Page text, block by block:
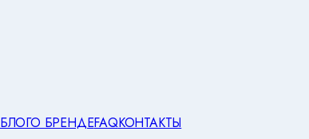
БЛОГО БРЕНДЕFAQКОНТАКТЫ